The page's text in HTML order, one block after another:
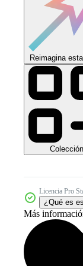
Reimagina
Colección
Licencia Pro
¿Qué es
Más